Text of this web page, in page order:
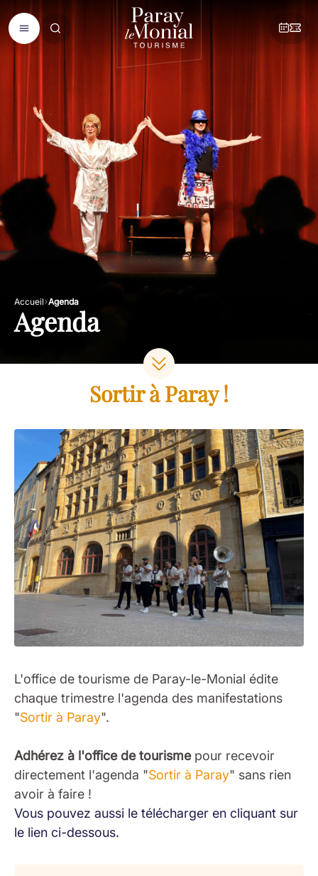
Accueil Agenda
Agenda
Sortir à Paray !
L'office de tourisme de Paray-le-Monial édite
chaque trimestre l'agenda des manifestations
"Sortir à Paray".
Adhérez à l'office de tourismepour recevoir
directement l'agenda "Sortir à Paray" sans rien
avoir à faire !
Vous pouvez aussi le télécharger en cliquant sur
le lien ci-dessous.